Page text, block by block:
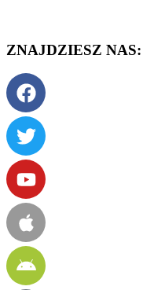
ZNAJDZIESZ NAS: